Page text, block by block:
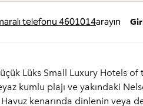
telefonu 4601014arayın
Lüks Small Luxury Hotels
kumlu plajı ve yakındaki
kenarında dinlenin veya